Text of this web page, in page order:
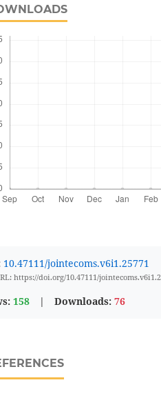
10.47111/jointecoms.v6i1.25771
https://doi.org/10.47111/
158 | Downloads: 76